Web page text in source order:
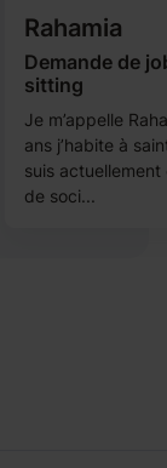
Rahamia
Demande de
sitting
Je m’appelle
ans j’habite à
suis actuellement
de soci...